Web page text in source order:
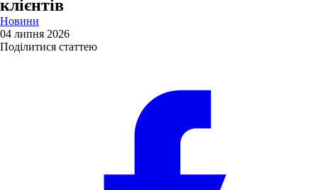
клієнтів
Новини
04 липня 2026
Поділитися статтею